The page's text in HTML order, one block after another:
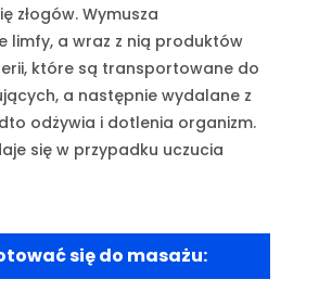
złogów. Wymusza
limfy, a wraz z nią produktów
które są transportowane do
a następnie wydalane z
odżywia i dotlenia organizm.
się w przypadku uczucia
się do masażu: